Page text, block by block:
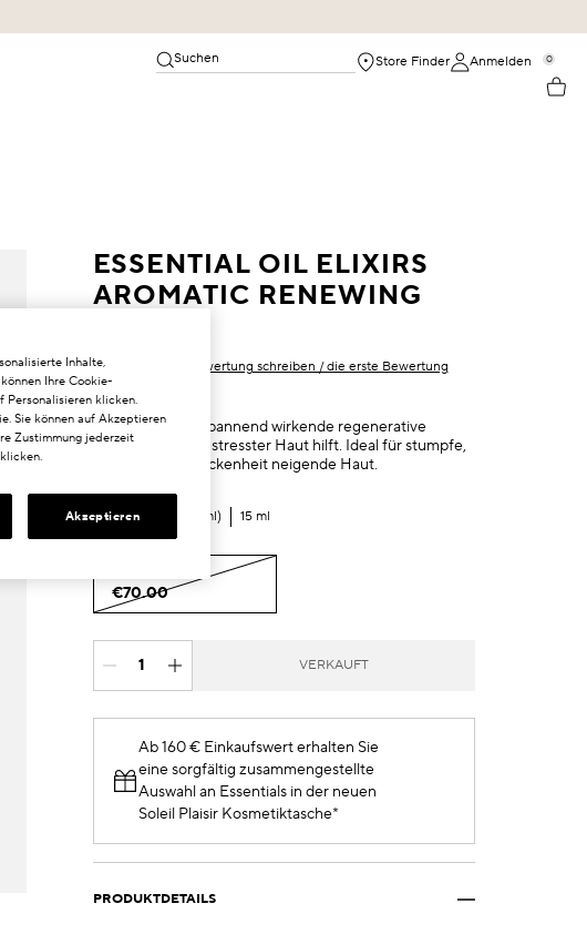
Suchen Store Finder Anmelden 0
ESSENTIAL OIL ELIXIRS
AROMATIC RENEWING
Als Erster eine Bewertung schreiben / die erste Bewertung
schreiben
Über Nacht entspannend wirkende regenerative
Maske, die bei gestresster Haut hilft. Ideal für stumpfe,
müde und zu Trockenheit neigende Haut.
€70.00 /ml 15 ml
€70.00
VERKAUFT
Ab 160 € Einkaufswert erhalten Sie
eine sorgfältig zusammengestellte
Auswahl an Essentials in der neuen
Soleil Plaisir Kosmetiktasche*
PRODUKTDETAILS
Inhalte,
Ihre Cookie-
Personalisieren klicken.
Sie können auf Akzeptieren
Zustimmung jederzeit
Akzeptieren